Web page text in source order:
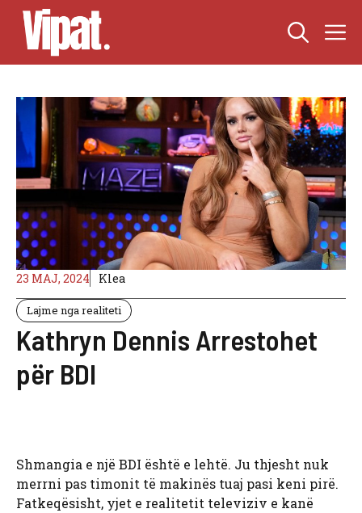
Skip
content
23 MAJ, 2024 Klea
Lajme nga realiteti
Kathryn Dennis Arrestohet
për BDI
Shmangia e një BDI është e lehtë. Ju thjesht nuk
merrni pas timonit të makinës tuaj pasi keni pirë.
Fatkeqësisht, yjet e realitetit televiziv e kanë